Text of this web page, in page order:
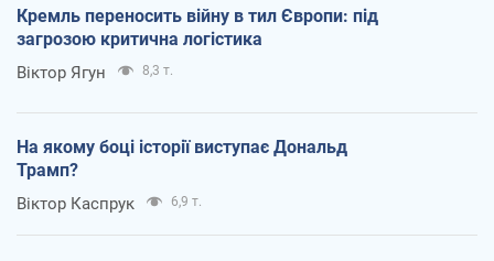
Кремль переносить війну в тил Європи: під
загрозою критична логістика
Віктор Ягун 8,3 т.
На якому боці історії виступає Дональд
Трамп?
Віктор Каспрук 6,9 т.